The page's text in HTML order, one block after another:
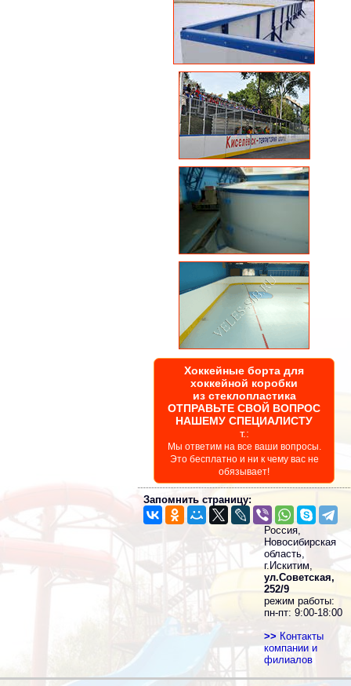
Хоккейные борта для
хоккейной коробки
из стеклопластика
ОТПРАВЬТЕ СВОЙ ВОПРОС
НАШЕМУ СПЕЦИАЛИСТУ
т.:
Мы ответим на все ваши вопросы.
Это бесплатно и ни к чему вас не
обязывает!
Запомнить страницу:
Россия,
Новосибирская
область,
г.Искитим,
ул.Советская,
252/9
режим работы:
пн-пт: 9:00-18:00
>> Контакты
компании и
филиалов